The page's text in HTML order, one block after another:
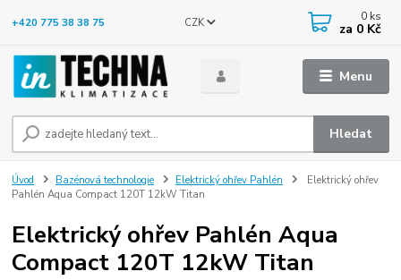
Menu
CZK
Hledat
+420 775 38 38 75 0 ks
za 0 Kč
Úvod Bazénová technologie Elektrický ohřev Pahlén
Elektrický ohřev
Pahlén Aqua Compact 120T 12kW Titan
Elektrický ohřev Pahlén Aqua
Compact 120T 12kW Titan